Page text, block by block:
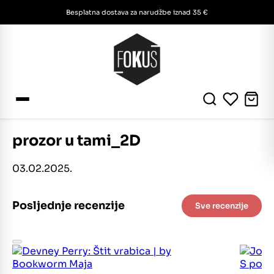
Besplatna dostava za narudžbe iznad 35 €
prozor u tami_2D
03.02.2025.
Posljednje recenzije Sve recenzije